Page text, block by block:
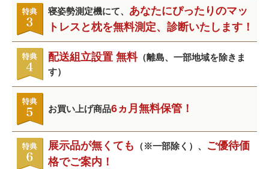
寝姿勢測定機にて、 あなたにぴったりのマッ
トレスと枕を無料測定、診断いたします！
配送組立設置 無料（離島、一部地域を除きま
す）
お買い上げ商品6ヵ月無料保管！
展示品が無くても （※一部除く）、
ご優待価
格でご案内！